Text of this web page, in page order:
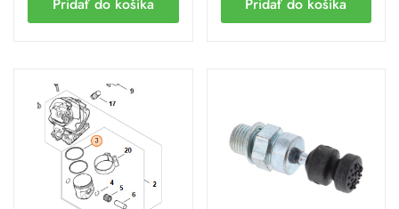
Sviečka zapaľovacia NGK CMR6H
(Kľúčový partner pre
odporúčame pre ochranu horčíkových piestov).
Napínací pás – Piest MS 400.1
(Profesionálne náradie
pre bezpečnú montáž bez poškodenia krúžkov).
Sada tesnení pre MS 400.1